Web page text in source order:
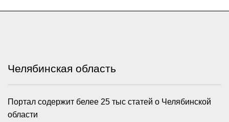
Челябинская область
Портал содержит белее 25 тыс статей о Челябинской
области